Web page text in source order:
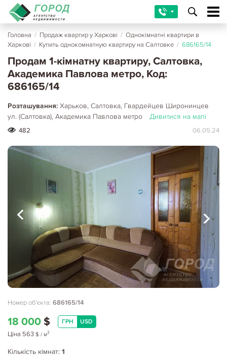
Головна / Продаж квартир у Харкові / Однокімнатні квартири в
Харкові / Купить однокомнатную квартиру на Салтовке / 686165/14
Продам 1-кімнатну квартиру, Салтовка,
Академика Павлова метро, Код:
686165/14
Розташування: Харьков, Салтовка, Гвардейцев Широнинцев
ул. (Салтовка), Академика Павлова метро
Дивитися на мапі
482 06.05.24
Номер об'єкта: 686165/14
18 000 $ ГРН USD
Ціна 563 $ / м2
Кількість кімнат: 1